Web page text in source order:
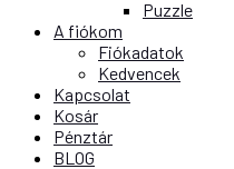
Puzzle
A fiókom
Fiókadatok
Kedvencek
Kapcsolat
Kosár
Pénztár
BLOG